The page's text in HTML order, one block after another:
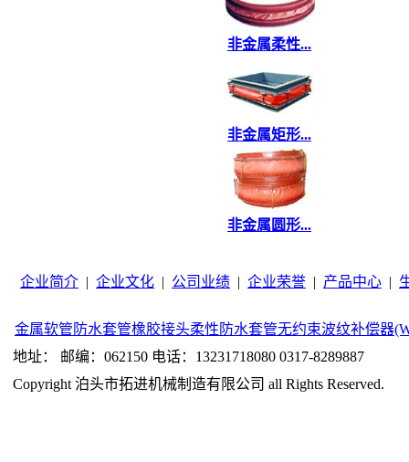
非金属柔性...
非金属矩形...
非金属圆形...
企业简介 | 企业文化 | 公司业绩 | 企业荣誉 | 产品中心 |
金属软管 防水套管橡胶接头柔性防水套管无约束波纹补偿器
地址： 邮编：062150 电话：13231718080 0317-8289887
Copyright 泊头市拓进机械制造有限公司 all Rights Reserved.